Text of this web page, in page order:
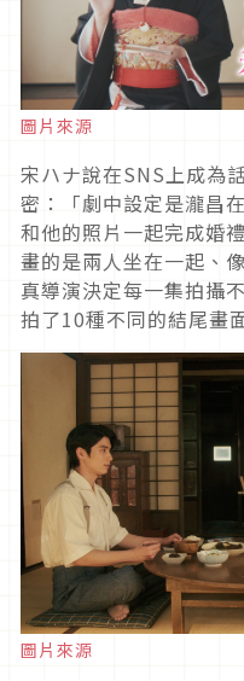
圖片來源
宋ハナ說在SNS上成為
密：「劇中設定是瀧昌
和他的照片一起完成婚
畫的是兩人坐在一起、
真導演決定每一集拍攝
拍了10種不同的結尾畫
圖片來源